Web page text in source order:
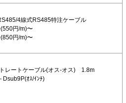
4線式RS485特注ケーブル
円/m)〜
円/m)〜
レートケーブル(オス-オス) 1.8m
Dsub9P(ｵｽ/ｲﾝﾁ)